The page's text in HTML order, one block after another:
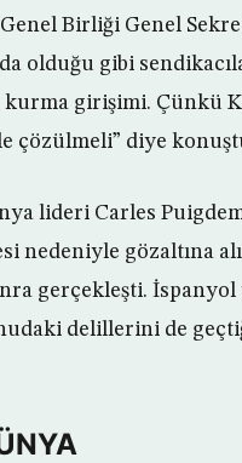
Birliği Genel
olduğu gibi
girişimi. Çünkü
çözülmeli” diye
lideri Carles
nedeniyle gözaltına
gerçekleşti.
delillerini de